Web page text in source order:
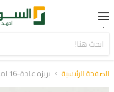
Menu
الصفحة الرئيسية بريزه عادة-16 امبير-أبيض-روما-باناسونيك